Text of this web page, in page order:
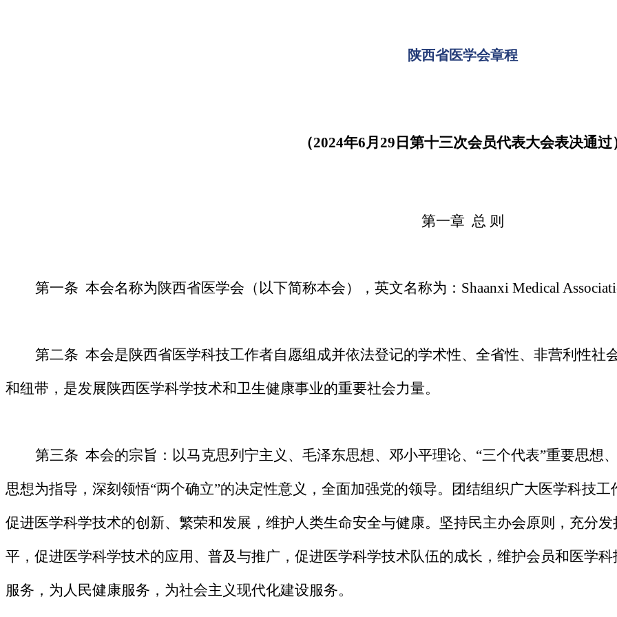
陕西省医学会章程
（2024年6月29日第十三次会员代表大会表决通过
第一章 总 则
第一条 本会名称为陕西省医学会（以下简称本会），英文名称为 ： Shaanxi Medical
第二条 本会是陕西省医学科技工作者自愿组成并依法登记的学术性、 全省性、 非营利性社
和纽带，是发展陕西医学科学技术和卫生健康事业的重要社会力量。
第三条 本会的宗旨： 以马克思列宁主义、毛泽东思想、邓小平理论、 “三个代表”重要思想
思想为指导，深刻领悟“两个确立”的决定性意义，全面加强党的领导。团结组织广大医学科技工
促进医学科学技术的创新、繁荣和发展，维护人类生命安全与健康。坚持民主办会原则，充分
平，促进医学科学技术的应用、普及与推广，促进医学科学技术队伍的成长，维护会员和医学
服务，为人民健康服务，为社会主义现代化建设服务。